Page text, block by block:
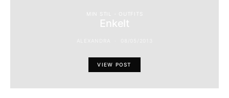
Enkelt
VIEW POST